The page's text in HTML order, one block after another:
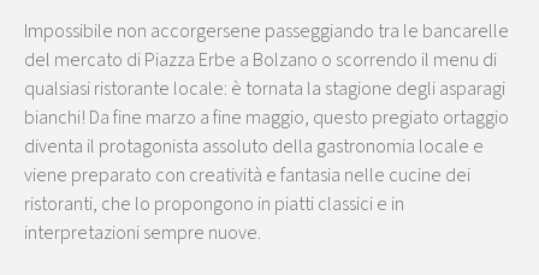
Impossibile non accorgersene passeggiando tra le bancarelle
del mercato di Piazza Erbe a Bolzano o scorrendo il menu di
qualsiasi ristorante locale: è tornata la stagione degli asparagi
bianchi! Da fine marzo a fine maggio, questo pregiato ortaggio
diventa il protagonista assoluto della gastronomia locale e
viene preparato con creatività e fantasia nelle cucine dei
ristoranti, che lo propongono in piatti classici e in
interpretazioni sempre nuove.